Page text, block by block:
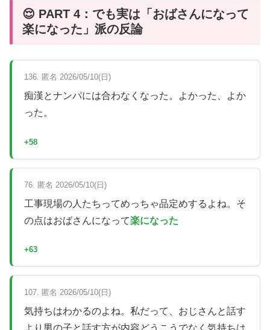
😌 PART 4：でも実は「おばさんになって
楽になった」派の反論
136. 匿名 2026/05/10(日)
痴漢とナンパには合わなくなった。よかった、よか
った。
+58
76. 匿名 2026/05/10(日)
工事現場の人たちってめっちゃ品定めするよね。そ
の点はおばさんになって楽になった
+63
107. 匿名 2026/05/10(日)
気持ちはわかるのよね。私だって、おじさんと話す